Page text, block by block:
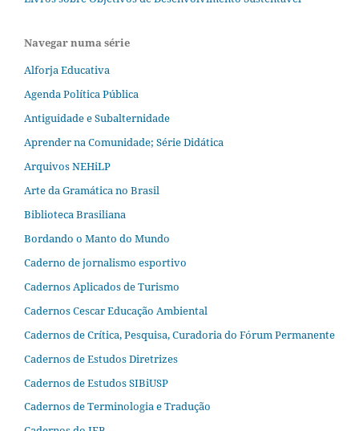
Navegar numa série
Alforja Educativa
Agenda Política Pública
Antiguidade e Subalternidade
Aprender na Comunidade; Série Didática
Arquivos NEHiLP
Arte da Gramática no Brasil
Biblioteca Brasiliana
Bordando o Manto do Mundo
Caderno de jornalismo esportivo
Cadernos Aplicados de Turismo
Cadernos Cescar Educação Ambiental
Cadernos de Crítica, Pesquisa, Curadoria do Fórum Permanente
Cadernos de Estudos Diretrizes
Cadernos de Estudos SIBiUSP
Cadernos de Terminologia e Tradução